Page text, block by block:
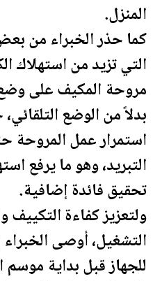
المنزل.
كما حذر الخبراء من
التي تزيد من استهلاك
مروحة المكيف على
بدلاً من الوضع
استمرار عمل المروحة
التبريد، وهو ما يرفع
تحقيق فائدة إضافية.
ولتعزيز كفاءة
التشغيل، أوصى
للجهاز قبل بداية